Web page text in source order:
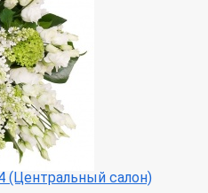
(Центральный салон)